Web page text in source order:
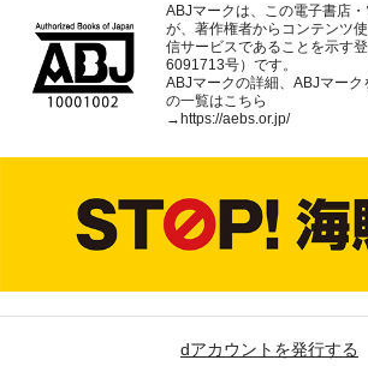
ABJマークは、この電子書店
が、著作権者からコンテンツ
信サービスであることを示す
6091713号）です。
ABJマークの詳細、ABJマー
の一覧はこちら
→https://aebs.or.jp/
dアカウントを発行する